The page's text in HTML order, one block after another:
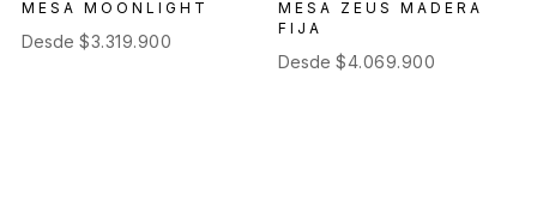
MESA MOONLIGHT
Desde $3.319.900
MESA ZEUS MADERA
FIJA
Desde$4.069.900